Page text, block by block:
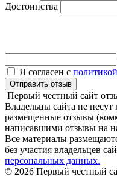
Достоинства
Я согласен с
Отправить отзыв
Первый честный сайт
Владельцы сайта не несут
размещенные отзывы
написавшими отзывы на
Все материалы
без участия владельцев
персональных данных.
© 2026 Первый честный